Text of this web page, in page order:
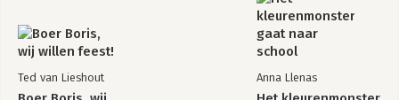
Ted van Lieshout Anna Llenas